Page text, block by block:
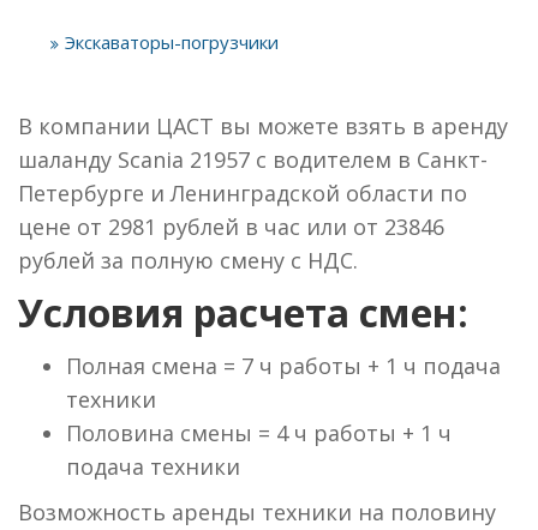
Экскаваторы-погрузчики
В компании ЦАСТ вы можете взять в аренду
шаланду Scania 21957 с водителем в Санкт-
Петербурге и Ленинградской области по
цене от 2981 рублей в час или от 23846
рублей за полную смену с НДС.
Условия расчета смен:
Полная смена = 7 ч работы + 1 ч подача
техники
Половина смены = 4 ч работы + 1 ч
подача техники
Возможность аренды техники на половину